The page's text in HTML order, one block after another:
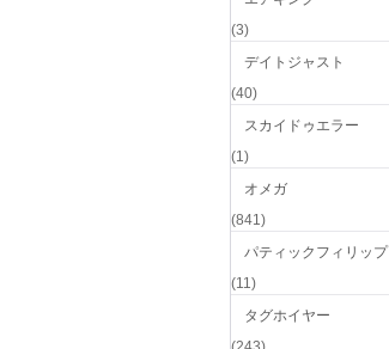
(3)
デイトジャスト
(40)
スカイドゥエラー
(1)
オメガ
(841)
パティックフィリップ
(11)
タグホイヤー